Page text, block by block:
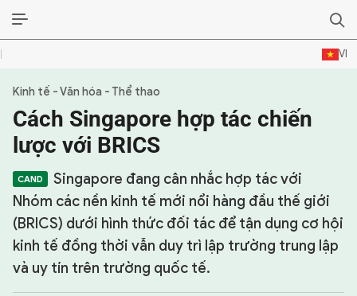
VI
SỰ KIỆN & BÌNH LUẬN
HẬU TRƯỜNG
KINH TẾ - VĂN HÓA - THỂ THAO
HỒ SƠ MẬT
PHÓNG SỰ
Kinh tế - Văn hóa - Thể thao
Cách Singapore hợp tác chiến
lược với BRICS
Singapore đang cân nhắc hợp tác với
Nhóm các nền kinh tế mới nổi hàng đầu thế giới
(BRICS) dưới hình thức đối tác để tận dụng cơ hội
kinh tế đồng thời vẫn duy trì lập trường trung lập
và uy tín trên trường quốc tế.